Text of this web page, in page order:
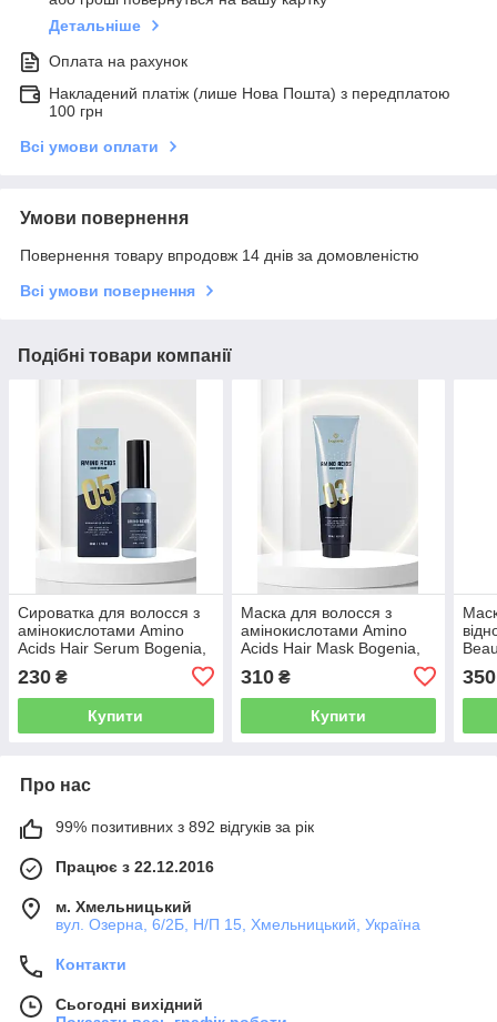
Детальніше
Оплата на рахунок
Накладений платіж (лише Нова Пошта) з передплатою
100 грн
Всі умови оплати
Умови повернення
Повернення товару впродовж 14 днів за домовленістю
Всі умови повернення
Подібні товари компанії
Сироватка для волосся з
амінокислотами Amino
Acids Hair Serum Bogenia,
230 ₴
Купити
Маска для волосся з
амінокислотами Amino
Acids Hair Mask Bogenia,
310₴
Купити
350
Про нас
99% позитивних з 892 відгуків за рік
Працює з 22.12.2016
м. Хмельницький
вул. Озерна, 6/2Б, Н/П 15, Хмельницький, Україна
Контакти
Сьогодні вихідний